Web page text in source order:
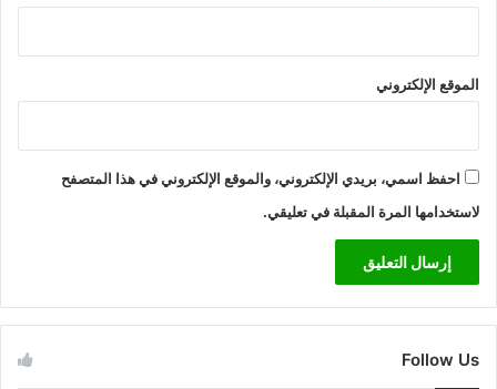
الموقع الإلكتروني
احفظ اسمي، بريدي الإلكتروني، والموقع الإلكتروني في هذا المتصفح
لاستخدامها المرة المقبلة في تعليقي.
Follow Us